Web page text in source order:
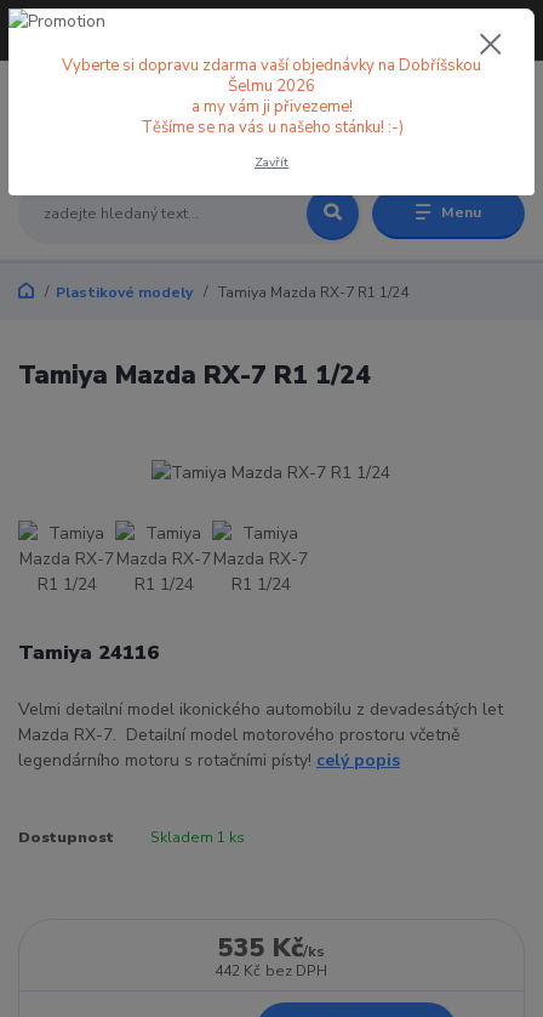
Menu
+420 773 998 582
Plastikové modely Tamiya Mazda RX-7 R1 1/24
Tamiya Mazda RX-7 R1 1/24
Tamiya 24116
Velmi detailní model ikonického automobilu z devadesátých let
Mazda RX-7. Detailní model motorového prostoru včetně
legendárního motoru s rotačními písty! celý popis
Dostupnost Skladem 1 ks
535 Kč/ks
442 Kč bez DPH
Vyberte si dopravu zdarma vaší objednávky na Dobříšskou
Šelmu 2026
a my vám ji přivezeme!
Těšíme se na vás u našeho stánku! :-)
Zavřít